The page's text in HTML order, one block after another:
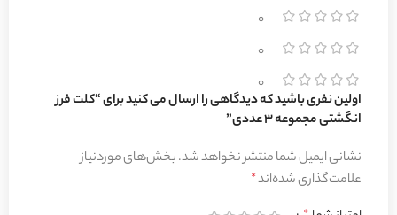
0
0
0
اولین نفری باشید که دیدگاهی را ارسال می کنید برای “کلت فرز
انگشتی مجموعه 3 عددی”
نشانی ایمیل شما منتشر نخواهد شد.بخش‌های موردنیاز
علامت‌گذاری شده‌اند*